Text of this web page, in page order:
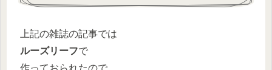
上記の雑誌の記事では
ルーズリーフで
作っておられたので